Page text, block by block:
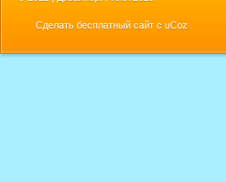
Сделать бесплатный сайт с uCoz